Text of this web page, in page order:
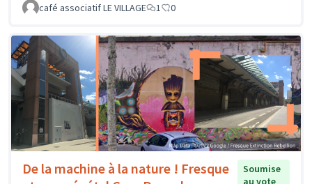
café associatif LE VILLAGE 1 0
De la machine à la nature ! Fresque
Soumise
au vote